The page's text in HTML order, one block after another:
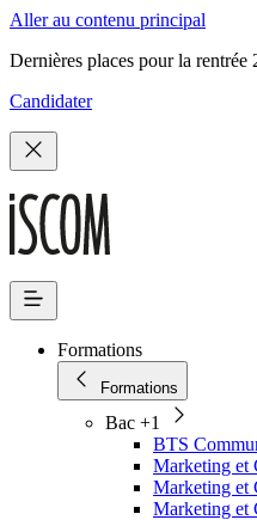
Aller au contenu principal
Dernières places pour la rentrée
Candidater
Formations
Formations
Bac +1
BTS
Marketing et
Marketing et
Marketing et